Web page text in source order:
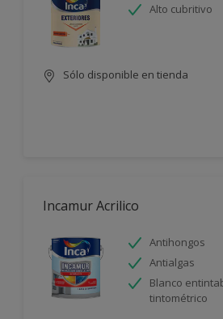
Alto cubritivo
Sólo disponible en tienda
Incamur Acrilico
Antihongos
Antialgas
Blanco
tintométrico